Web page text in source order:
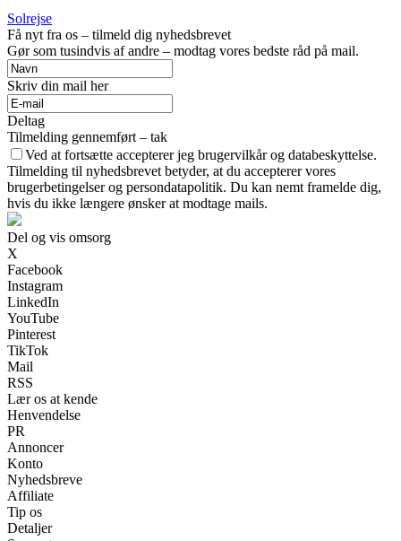
Solrejse
Få nyt fra os – tilmeld dig nyhedsbrevet
Gør som tusindvis af andre – modtag vores bedste råd på mail.
Skriv din mail her
Deltag
Tilmelding gennemført – tak
Ved at fortsætte accepterer jeg brugervilkår og databeskyttelse.
Tilmelding til nyhedsbrevet betyder, at du accepterer vores
brugerbetingelser og persondatapolitik. Du kan nemt framelde dig,
hvis du ikke længere ønsker at modtage mails.
Del og vis omsorg
X
Facebook
Instagram
LinkedIn
YouTube
Pinterest
TikTok
Mail
RSS
Lær os at kende
Henvendelse
PR
Annoncer
Konto
Nyhedsbreve
Affiliate
Tip os
Detaljer